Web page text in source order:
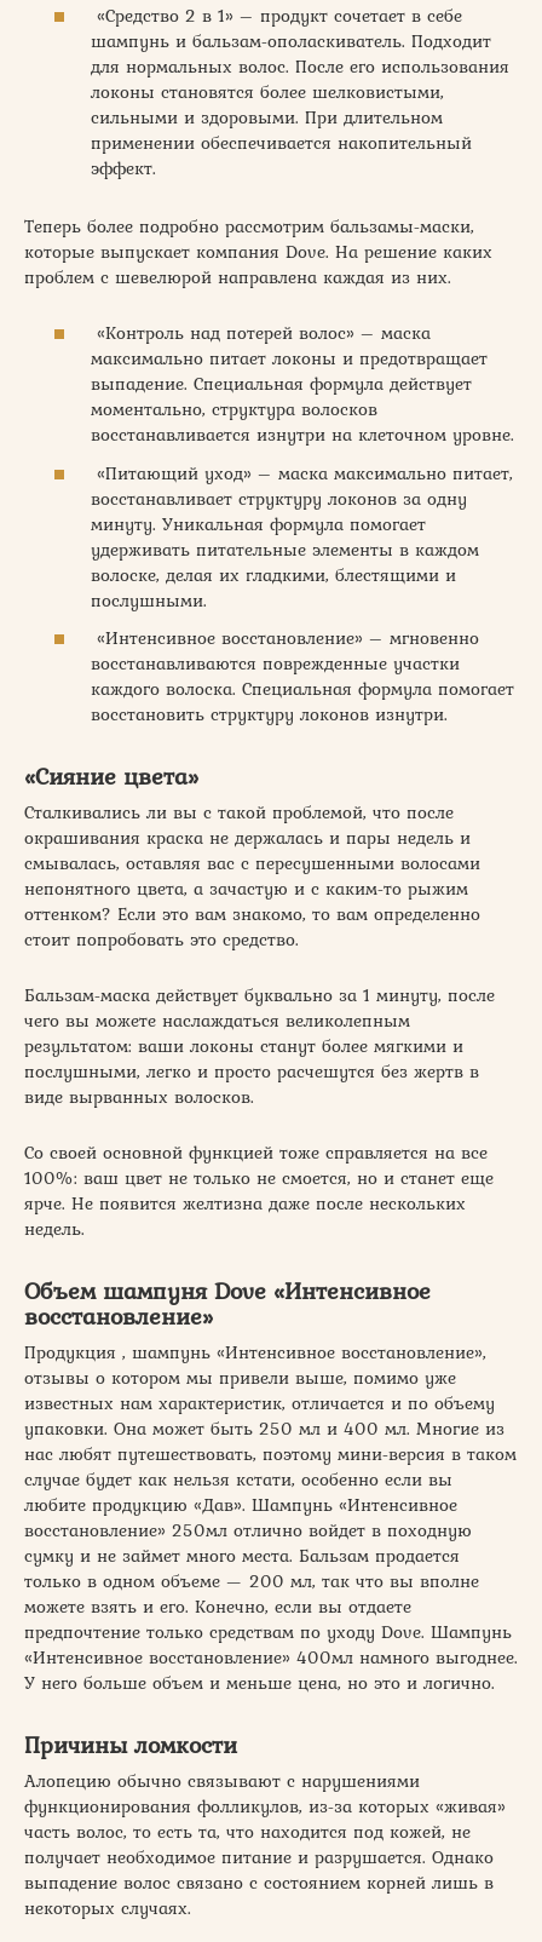
«Средство 2 в 1» – продукт сочетает в себе
шампунь и бальзам-ополаскиватель. Подходит
для нормальных волос. После его использования
локоны становятся более шелковистыми,
сильными и здоровыми. При длительном
применении обеспечивается накопительный
эффект.
Теперь более подробно рассмотрим бальзамы-маски,
которые выпускает компания Dove. На решение каких
проблем с шевелюрой направлена каждая из них.
«Контроль над потерей волос» – маска
максимально питает локоны и предотвращает
выпадение. Специальная формула действует
моментально, структура волосков
восстанавливается изнутри на клеточном уровне.
«Питающий уход» – маска максимально питает,
восстанавливает структуру локонов за одну
минуту. Уникальная формула помогает
удерживать питательные элементы в каждом
волоске, делая их гладкими, блестящими и
послушными.
«Интенсивное восстановление» – мгновенно
восстанавливаются поврежденные участки
каждого волоска. Специальная формула помогает
восстановить структуру локонов изнутри.
«Сияние цвета»
Сталкивались ли вы с такой проблемой, что после
окрашивания краска не держалась и пары недель и
смывалась, оставляя вас с пересушенными волосами
непонятного цвета, а зачастую и с каким-то рыжим
оттенком? Если это вам знакомо, то вам определенно
стоит попробовать это средство.
Бальзам-маска действует буквально за 1 минуту, после
чего вы можете наслаждаться великолепным
результатом: ваши локоны станут более мягкими и
послушными, легко и просто расчешутся без жертв в
виде вырванных волосков.
Со своей основной функцией тоже справляется на все
100%: ваш цвет не только не смоется, но и станет еще
ярче. Не появится желтизна даже после нескольких
недель.
Объем шампуня Dove «Интенсивное
восстановление»
Продукция , шампунь «Интенсивное восстановление»,
отзывы о котором мы привели выше, помимо уже
известных нам характеристик, отличается и по объему
упаковки. Она может быть 250 мл и 400 мл. Многие из
нас любят путешествовать, поэтому мини-версия в таком
случае будет как нельзя кстати, особенно если вы
любите продукцию «Дав». Шампунь «Интенсивное
восстановление» 250мл отлично войдет в походную
сумку и не займет много места. Бальзам продается
только в одном объеме — 200 мл, так что вы вполне
можете взять и его. Конечно, если вы отдаете
предпочтение только средствам по уходу Dove. Шампунь
«Интенсивное восстановление» 400мл намного выгоднее.
У него больше объем и меньше цена, но это и логично.
Причины ломкости
Алопецию обычно связывают с нарушениями
функционирования фолликулов, из-за которых «живая»
часть волос, то есть та, что находится под кожей, не
получает необходимое питание и разрушается. Однако
выпадение волос связано с состоянием корней лишь в
некоторых случаях.